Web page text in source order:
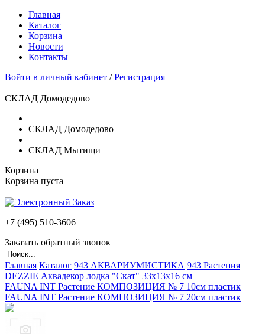
Главная
Каталог
Корзина
Новости
Контакты
Войти в личный кабинет /Регистрация
СКЛАД Домодедово
СКЛАД Домодедово
СКЛАД Мытищи
Корзина
Корзина пуста
+7 (495) 510-3606
Заказать обратный звонок
Главная Каталог 943 АКВАРИУМИСТИКА 943 Растения
DEZZIE Аквадекор лодка "Скат" 33х13х16 см
FAUNA INT Растение КОМПОЗИЦИЯ № 7 10см пластик
FAUNA INT Растение КОМПОЗИЦИЯ № 7 20см пластик